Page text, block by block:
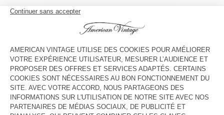
Lundi
14:00 - 19:00
Mardi
10:00 - 19:00
Mercredi
10:00 - 19:00
Jeudi
10:00 - 19:00
Vendredi
10:00 - 19:00
Samedi
10:00 - 19:00